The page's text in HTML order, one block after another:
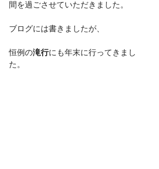
間を過ごさせていただきました。
ブログには書きましたが、
恒例の滝行にも年末に行ってきまし
た。